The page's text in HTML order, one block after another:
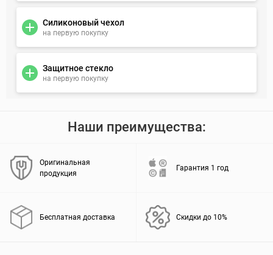
Силиконовый чехол
на первую покупку
Защитное стекло
на первую покупку
Наши преимущества:
Оригинальная
продукция
Гарантия 1 год
Бесплатная доставка Скидки до 10%